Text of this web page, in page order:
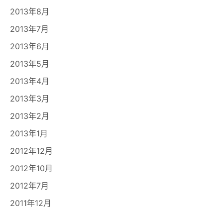
2013年8月
2013年7月
2013年6月
2013年5月
2013年4月
2013年3月
2013年2月
2013年1月
2012年12月
2012年10月
2012年7月
2011年12月